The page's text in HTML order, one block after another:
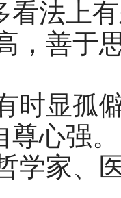
法上有
，善于
时显孤
心强。
学家、